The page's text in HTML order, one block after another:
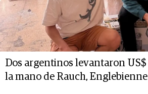
Dos argentinos levantaron
la mano de Rauch,